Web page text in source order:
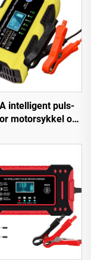
intelligent puls-
motorsykkel og
EU/US/UK
bilreparasjon